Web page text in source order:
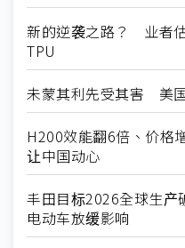
新的逆袭之路？ 业者
TPU
未蒙其利先受其害 美
H200效能翻6倍、价
让中国动心
丰田目标2026全球生
电动车放缓影响